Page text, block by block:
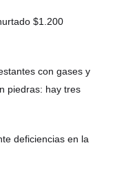
$1.200
con gases y
piedras: hay tres
deficiencias en la